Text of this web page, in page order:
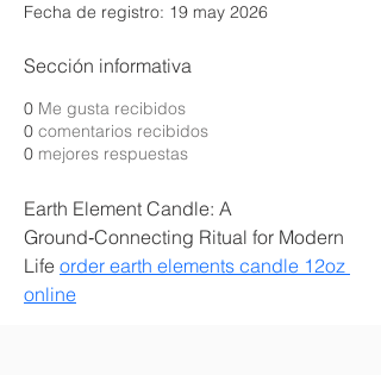
Fecha de registro: 19 may 2026
Sección informativa
0 Me gusta recibidos
0 comentarios recibidos
0 mejores respuestas
Earth Element Candle: A
Ground‑Connecting Ritual for Modern
Life order earth elements candle 12oz
online